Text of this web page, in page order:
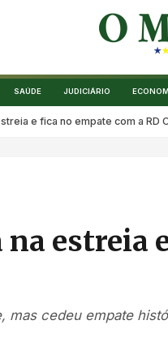
SAÚDE JUDICIÁRIO
e fica no empate com a RD
estreia
mas cedeu empate